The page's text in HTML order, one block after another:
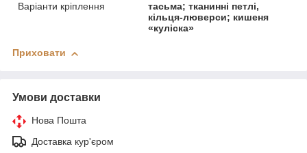
Варіанти кріплення
тасьма; тканинні петлі,
кільця-люверси; кишеня
«куліска»
Приховати
Умови доставки
Нова Пошта
Доставка кур'єром